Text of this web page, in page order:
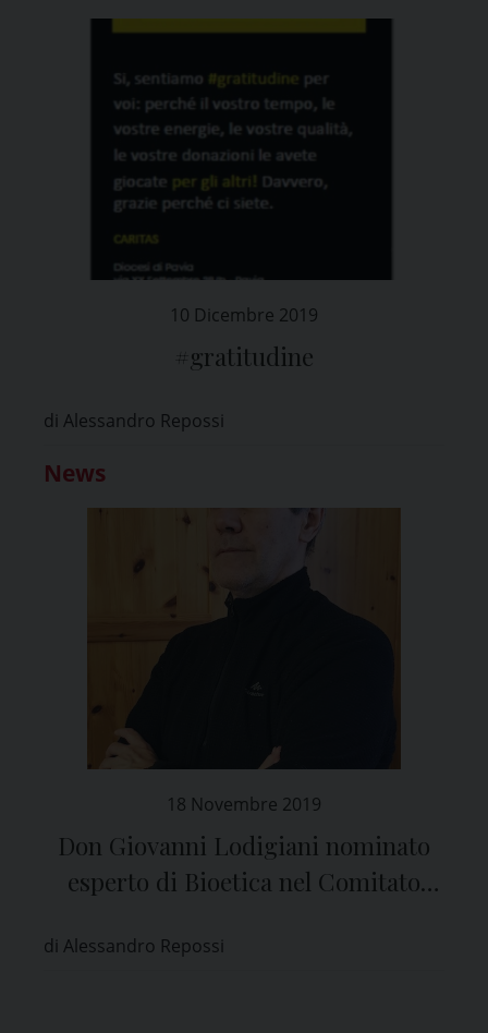
10 Dicembre 2019
#gratitudine
di Alessandro Repossi
News
18 Novembre 2019
Don Giovanni Lodigiani nominato
esperto di Bioetica nel Comitato
di Alessandro Repossi